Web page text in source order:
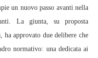
un nuovo passo avanti nella
La giunta, su proposta
, ha approvato due delibere che
normativo: una dedicata ai